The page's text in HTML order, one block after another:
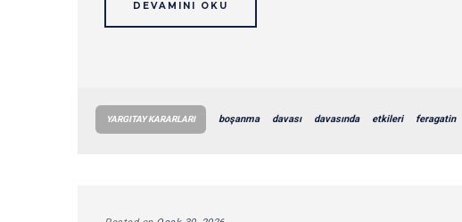
DEVAMINI OKU
YARGITAY KARARLARI boşanma davası davasında etkileri feragatin